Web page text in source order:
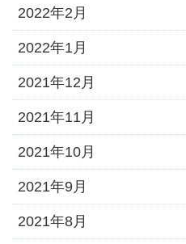
2022年2月
2022年1月
2021年12月
2021年11月
2021年10月
2021年9月
2021年8月